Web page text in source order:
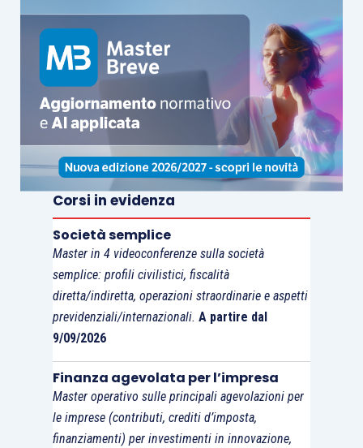
Corsi in evidenza
Società semplice
Master in 4 videoconferenze sulla società
semplice: profili civilistici, fiscalità
diretta/indiretta, operazioni straordinarie e aspetti
previdenziali/internazionali. A partire dal
9/09/2026
Finanza agevolata per l’impresa
Master operativo sulle principali agevolazioni per
le imprese (contributi, crediti d’imposta,
finanziamenti) per investimenti in innovazione,